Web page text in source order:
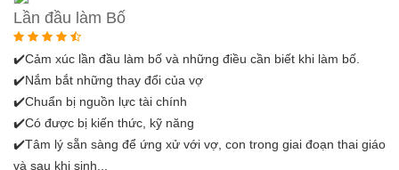
Lần đầu làm Bố
✔️Cảm xúc lần đầu làm bố và những điều cần biết khi làm bố.
✔️Nắm bắt những thay đổi của vợ
✔️Chuẩn bị nguồn lực tài chính
✔️Có được bị kiến thức, kỹ năng
✔️Tâm lý sẵn sàng để ứng xử với vợ, con trong giai đoạn thai giáo
và sau khi sinh...